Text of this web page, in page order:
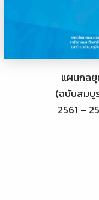
แผนกล
(ฉบับสม
2561 –